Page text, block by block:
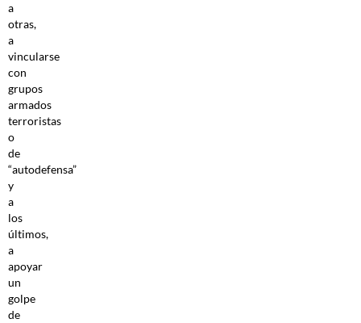
a
otras,
a
vincularse
con
grupos
armados
terroristas
o
de
“autodefensa”
y
a
los
últimos,
a
apoyar
un
golpe
de